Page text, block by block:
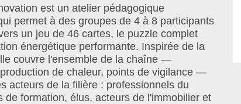
est un atelier pédagogique
permet à des groupes de 4 à 8 participants
un jeu de 46 cartes, le puzzle complet
énergétique performante. Inspirée de la
couvre l'ensemble de la chaîne —
de chaleur, points de vigilance —
acteurs de la filière : professionnels du
de formation, élus, acteurs de l'immobilier et